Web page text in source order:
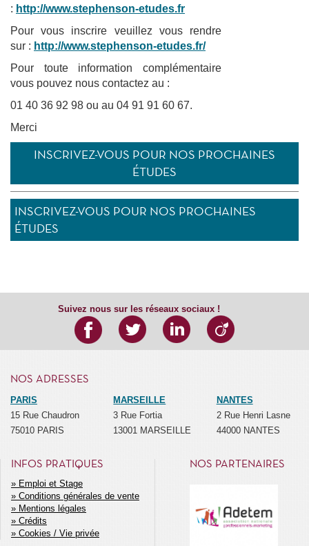
: http://www.stephenson-etudes.fr
Pour vous inscrire veuillez vous rendre
sur : http://www.stephenson-etudes.fr/
Pour toute information complémentaire
vous pouvez nous contactez au :
01 40 36 92 98 ou au 04 91 91 60 67.
Merci
INSCRIVEZ-VOUS POUR NOS PROCHAINES
ÉTUDES
INSCRIVEZ-VOUS POUR NOS PROCHAINES
ÉTUDES
Suivez nous sur les réseaux sociaux !
NOS ADRESSES
PARIS
15 Rue Chaudron
75010 PARIS
MARSEILLE
3 Rue Fortia
13001 MARSEILLE
NANTES
2 Rue Henri Lasne
44000 NANTES
INFOS PRATIQUES
MENU
SECONDAIRE
Emploi et Stage
Conditions générales de vente
Mentions légales
Crédits
Cookies / Vie privée
NOS PARTENAIRES